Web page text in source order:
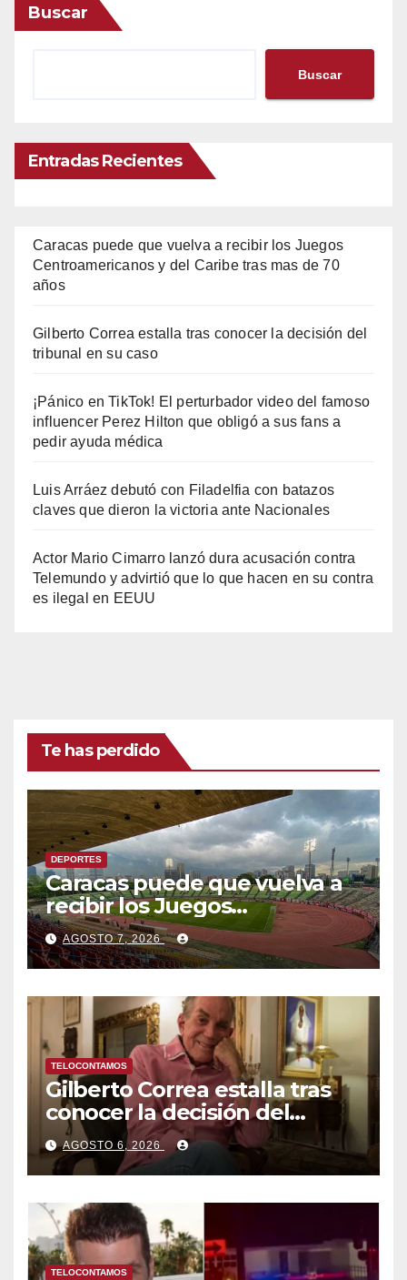
Buscar
Buscar
Entradas Recientes
Caracas puede que vuelva a recibir los Juegos
Centroamericanos y del Caribe tras mas de 70
años
Gilberto Correa estalla tras conocer la decisión del
tribunal en su caso
¡Pánico en TikTok! El perturbador video del famoso
influencer Perez Hilton que obligó a sus fans a
pedir ayuda médica
Luis Arráez debutó con Filadelfia con batazos
claves que dieron la victoria ante Nacionales
Actor Mario Cimarro lanzó dura acusación contra
Telemundo y advirtió que lo que hacen en su contra
es ilegal en EEUU
Te has perdido
DEPORTES
Caracas puede que vuelva a
recibir los Juegos
Centroamericanos y del
Caribe tras mas de 70 años
AGOSTO 7, 2026
TELOCONTAMOS
Gilberto Correa estalla tras
conocer la decisión del
tribunal en su caso
AGOSTO 6, 2026
TELOCONTAMOS